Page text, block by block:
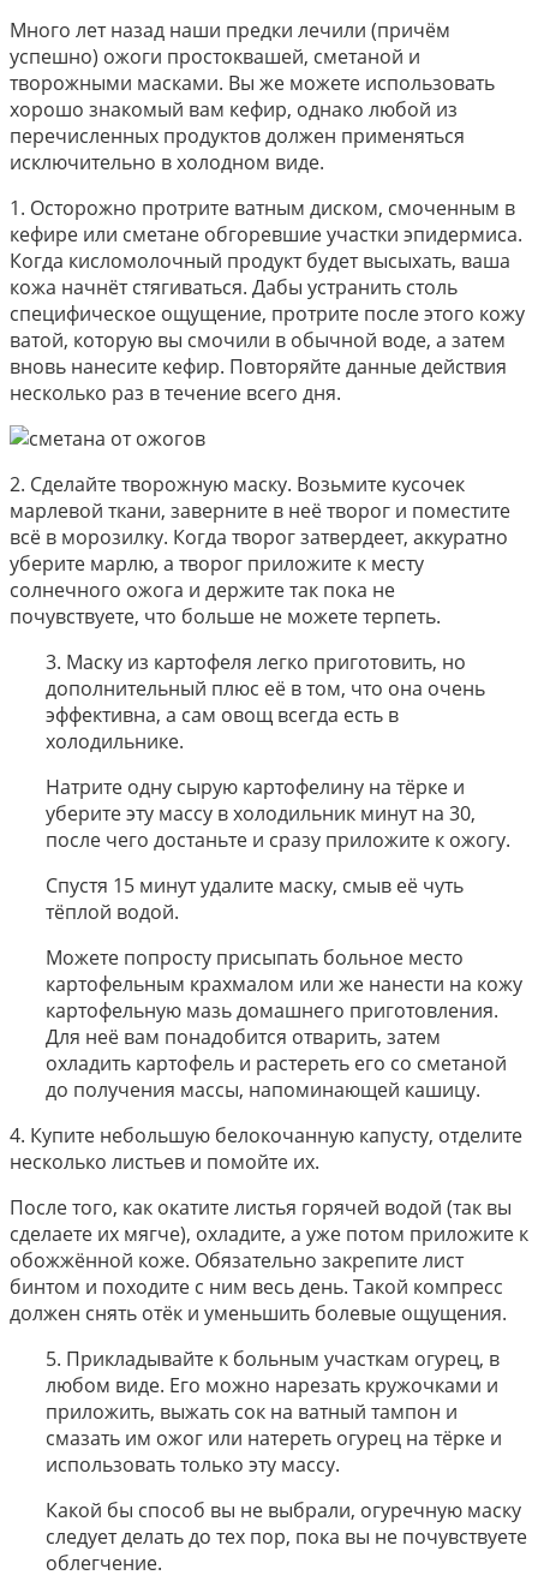
Много лет назад наши предки лечили (причём
успешно) ожоги простоквашей, сметаной и
творожными масками. Вы же можете использовать
хорошо знакомый вам кефир, однако любой из
перечисленных продуктов должен применяться
исключительно в холодном виде.
1. Осторожно протрите ватным диском, смоченным в
кефире или сметане обгоревшие участки эпидермиса.
Когда кисломолочный продукт будет высыхать, ваша
кожа начнёт стягиваться. Дабы устранить столь
специфическое ощущение, протрите после этого кожу
ватой, которую вы смочили в обычной воде, а затем
вновь нанесите кефир. Повторяйте данные действия
несколько раз в течение всего дня.
2. Сделайте творожную маску. Возьмите кусочек
марлевой ткани, заверните в неё творог и поместите
всё в морозилку. Когда творог затвердеет, аккуратно
уберите марлю, а творог приложите к месту
солнечного ожога и держите так пока не
почувствуете, что больше не можете терпеть.
3. Маску из картофеля легко приготовить, но
дополнительный плюс её в том, что она очень
эффективна, а сам овощ всегда есть в
холодильнике.
Натрите одну сырую картофелину на тёрке и
уберите эту массу в холодильник минут на 30,
после чего достаньте и сразу приложите к ожогу.
Спустя 15 минут удалите маску, смыв её чуть
тёплой водой.
Можете попросту присыпать больное место
картофельным крахмалом или же нанести на кожу
картофельную мазь домашнего приготовления.
Для неё вам понадобится отварить, затем
охладить картофель и растереть его со сметаной
до получения массы, напоминающей кашицу.
4. Купите небольшую белокочанную капусту, отделите
несколько листьев и помойте их.
После того, как окатите листья горячей водой (так вы
сделаете их мягче), охладите, а уже потом приложите к
обожжённой коже. Обязательно закрепите лист
бинтом и походите с ним весь день. Такой компресс
должен снять отёк и уменьшить болевые ощущения.
5. Прикладывайте к больным участкам огурец, в
любом виде. Его можно нарезать кружочками и
приложить, выжать сок на ватный тампон и
смазать им ожог или натереть огурец на тёрке и
использовать только эту массу.
Какой бы способ вы не выбрали, огуречную маску
следует делать до тех пор, пока вы не почувствуете
облегчение.